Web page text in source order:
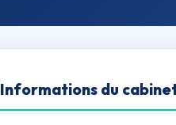
Informations du